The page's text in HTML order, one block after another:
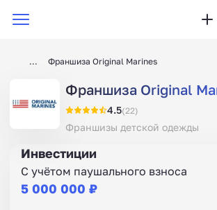
Франшиза Original Marines
Франшиза Original
4.5(22)
Франшизы детской одежды
Инвестиции
С учётом паушального взноса
5 000 000 ₽